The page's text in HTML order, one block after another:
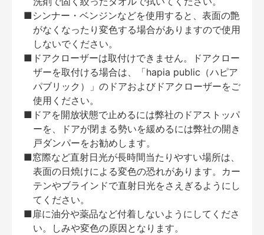
■シンナー・ベンジンなどを使用すると、表面の艶
がなくなったり変色する場合がありますので使用
しないでください。
■ドアクローザーは取付けできません。ドアクロー
ザーを取付ける場合は、「hapia public（ハピア
パブリック）」のドアおよびドアクローザーをご
使用ください。
■ドアを開放状態で止めるには弊社のドアストッパ
ーを、ドアが閉まる勢いを緩めるには弊社の開き
戸ダンパーをお勧めします。
■窓際など直射日光が長時間当たりやすい場所は、
表面の日焼けによる変色の恐れがあります。カー
テンやブラインドで直射日光をさえぎるようにし
てください。
■扉に油分や薬品など付着しないようにしてくださ
い。しみや変色の原因となります。